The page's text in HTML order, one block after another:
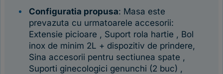
Configuratia propusa: Masa este
prevazuta cu urmatoarele accesorii:
Extensie picioare , Suport rola hartie , Bol
inox de minim 2L + dispozitiv de prindere,
Sina accesorii pentru sectiunea spate ,
Suporti ginecologici genunchi (2 buc) ,